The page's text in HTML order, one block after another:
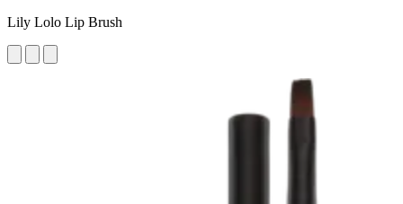
Lily Lolo Lip Brush